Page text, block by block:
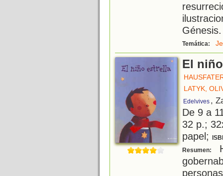
Génesis.
Temática:
El
LATYK,
Edelvives ,
De 9 a
32 p.;
papel;
Resumen: